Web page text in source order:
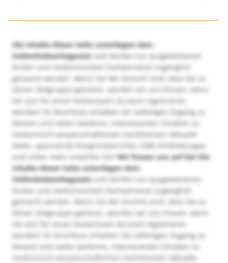
Die Inhalte dieser Seite unterliegen dem
Heilmittelwerbegesetzund dürfen nur ausgewiesenen
Ärzten und medizinischem Fachpersonal zugänglich
gemacht werden. Wenn Sie der Ansicht sind, dass Sie zu
dieser Zielgruppe gehören, würden wir uns freuen, wenn
Sie sich für einen kostenlosen Account registrieren
würden! Im Anschluss erhalten Sie sofortigen Zugang zu
diesem und vielen weiteren, interessanten Inhalten zu
medizinisch-wissenschaftlichen Fachthemen! Aktuelle
News, spannende Kongressberichte, CME-Fortbildungen
und vieles mehr erwarten Sie!Wir freuen uns auf Sie! Die
Inhalte dieser Seite unterliegen dem
Heilmittelwerbegesetzund dürfen nur ausgewiesenen
Ärzten und medizinischem Fachpersonal zugänglich
gemacht werden. Wenn Sie der Ansicht sind, dass Sie zu
dieser Zielgruppe gehören, würden wir uns freuen, wenn
Sie sich für einen kostenlosen Account registrieren
würden! Im Anschluss erhalten Sie sofortigen Zugang zu
diesem und vielen weiteren, interessanten Inhalten zu
medizinisch-wissenschaftlichen Fachthemen! Aktuelle